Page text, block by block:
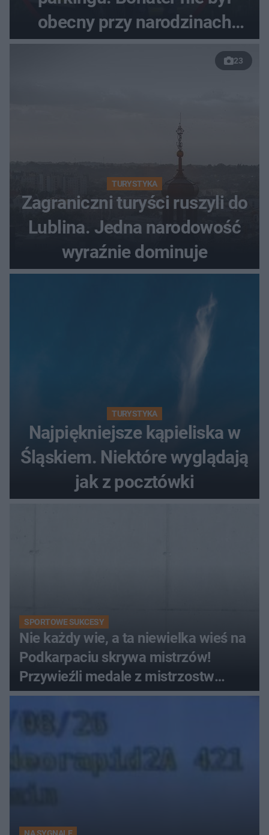
obecny przy narodzinach
własnych dzieci
23
TURYSTYKA
Zagraniczni turyści ruszyli do
Lublina. Jedna narodowość
wyraźnie dominuje
TURYSTYKA
Najpiękniejsze kąpieliska w
Śląskiem. Niektóre wyglądają
jak z pocztówki
SPORTOWE SUKCESY
Nie każdy wie, a ta niewielka wieś na
Podkarpaciu skrywa mistrzów!
Przywieźli medale z mistrzostw
Europy
NA SYGNALE